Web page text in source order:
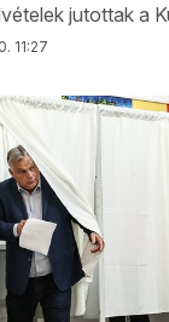
jutottak a
11:27